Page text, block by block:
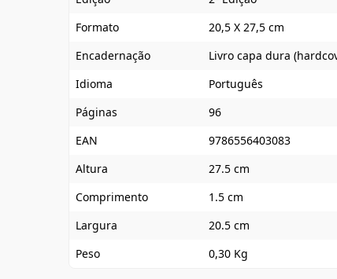
Formato
20,5 X 27,5 cm
Encadernação
Livro capa dura
Idioma
Português
Páginas
96
EAN
9786556403083
Altura
27.5 cm
Comprimento
1.5 cm
Largura
20.5 cm
Peso
0,30 Kg